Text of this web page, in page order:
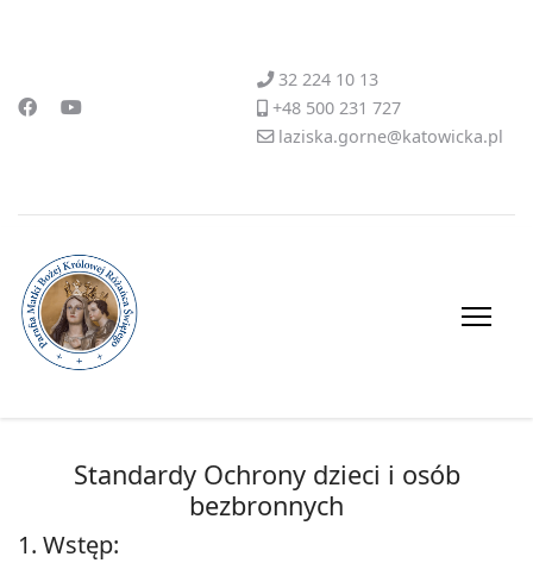
32 224 10 13
+48 500 231 727
laziska.gorne@katowicka.pl
Standardy Ochrony dzieci i osób
bezbronnych
1. Wstęp: